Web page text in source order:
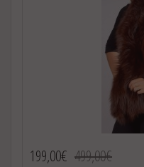
199,00€ 499,00€